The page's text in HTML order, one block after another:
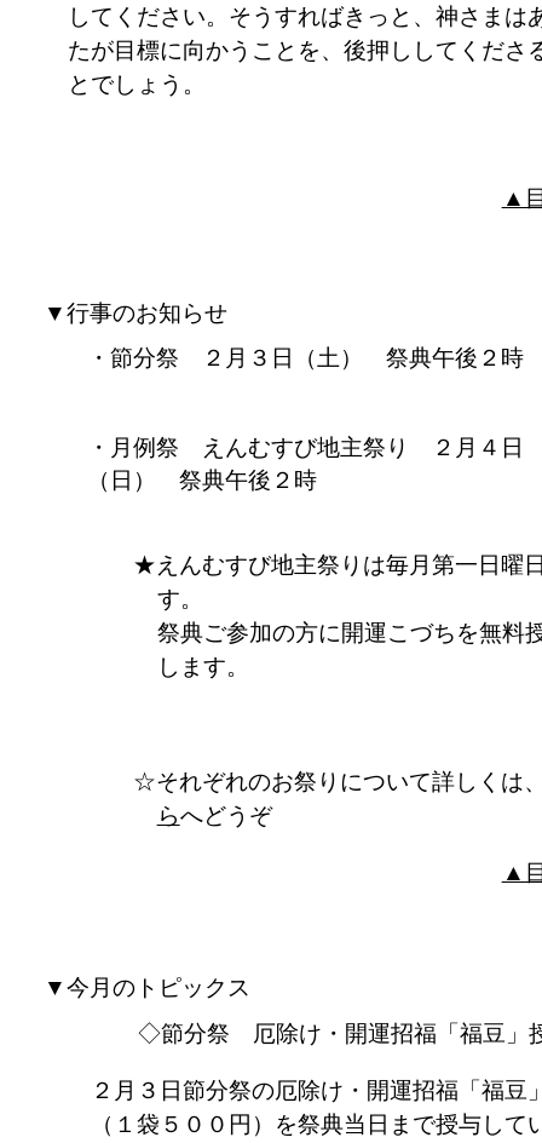
してください。そうすればきっと、神さまは
たが目標に向かうことを、後押ししてくださ
とでしょう。
▲
▼行事のお知らせ
節分祭 ２月３日（土） 祭典午後２時
月例祭 えんむすび地主祭り ２月４日
（日） 祭典午後２時
えんむすび地主祭りは毎月第一日曜
す。
祭典ご参加の方に開運こづちを無料
します。
それぞれのお祭りについて詳しくは
らへどうぞ
▲
▼今月のトピックス
◇節分祭 厄除け・開運招福「福豆」
２月３日節分祭の厄除け・開運招福「福豆
（１袋５００円）を祭典当日まで授与して